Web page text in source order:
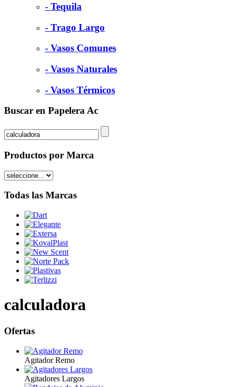
- Tequila
- Trago Largo
- Vasos Comunes
- Vasos Naturales
- Vasos Térmicos
Buscar en Papelera Ac
Productos por Marca
Todas las Marcas
calculadora
Ofertas
Agitador Remo
Agitadores Largos